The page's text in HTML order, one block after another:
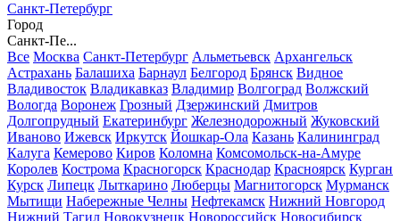
Санкт-Петербург
Город
Санкт-Пе...
Все Москва Санкт-Петербург Альметьевск Архангельск
Астрахань Балашиха Барнаул Белгород Брянск Видное
Владивосток Владикавказ Владимир Волгоград Волжский
Вологда Воронеж Грозный Дзержинский Дмитров
Долгопрудный Екатеринбург Железнодорожный Жуковский
Иваново Ижевск Иркутск Йошкар-Ола Казань Калининград
Калуга Кемерово Киров Коломна Комсомольск-на-Амуре
Королев Кострома Красногорск Краснодар Красноярск Курган
Курск Липецк Лыткарино Люберцы Магнитогорск Мурманск
Мытищи Набережные Челны Нефтекамск Нижний Новгород
Нижний Тагил Новокузнецк Новороссийск Новосибирск